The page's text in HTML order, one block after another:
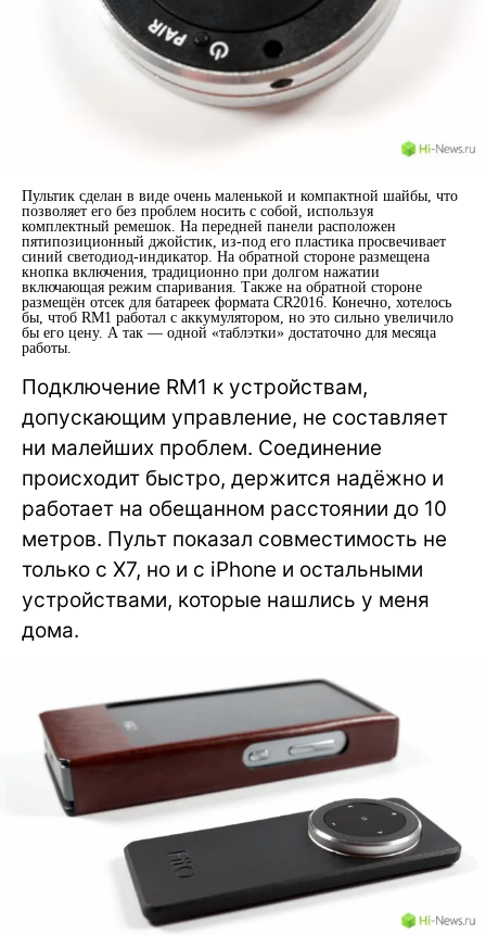
Пультик сделан в виде очень маленькой и компактной шайбы, что
позволяет его без проблем носить с собой, используя
комплектный ремешок. На передней панели расположен
пятипозиционный джойстик, из-под его пластика просвечивает
синий светодиод-индикатор. На обратной стороне размещена
кнопка включения, традиционно при долгом нажатии
включающая режим спаривания. Также на обратной стороне
размещён отсек для батареек формата CR2016. Конечно, хотелось
бы, чтоб RM1 работал с аккумулятором, но это сильно увеличило
бы его цену. А так — одной «таблэтки» достаточно для месяца
работы.
Подключение RM1 к устройствам,
допускающим управление, не составляет
ни малейших проблем. Соединение
происходит быстро, держится надёжно и
работает на обещанном расстоянии до 10
метров. Пульт показал совместимость не
только с X7, но и с iPhone и остальными
устройствами, которые нашлись у меня
дома.